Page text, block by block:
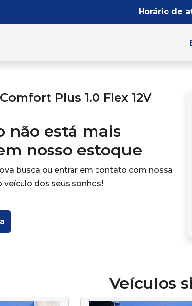
Horário de
Plus 1.0 Flex 12V
não está mais
nosso estoque
busca ou entrar em contato com nossa
veículo dos seus sonhos!
Veículos